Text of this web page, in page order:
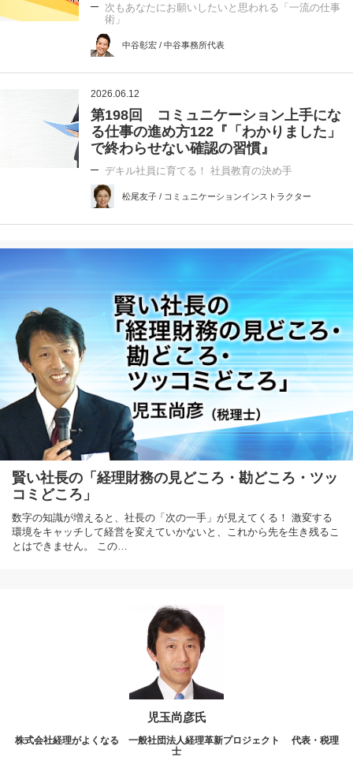
次もあなたにお願いしたいと思われる「一流の仕事
術」
中谷彰宏 / 中谷事務所代表
2026.06.12
第198回 コミュニケーション上手にな
る仕事の進め方122『「わかりました」
で終わらせない確認の習慣』
デキル社員に育てる！ 社員教育の決め手
松尾友子 / コミュニケーションインストラクター
賢い社長の「経理財務の見どころ・勘どころ・ツッ
コミどころ」
数字の知識が増えると、社長の「次の一手」が見えてくる！ 激変する
環境をキャッチして経営を変えていかないと、これから先を生き残るこ
とはできません。 この…
児玉尚彦氏
株式会社経理がよくなる 一般社団法人経理革新プロジェクト 代表・税理
士